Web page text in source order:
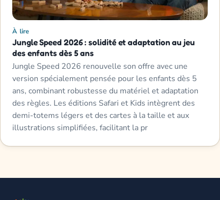
À lire
Jungle Speed 2026 : solidité et adaptation au jeu
des enfants dès 5 ans
Jungle Speed 2026 renouvelle son offre avec une
version spécialement pensée pour les enfants dès 5
ans, combinant robustesse du matériel et adaptation
des règles. Les éditions Safari et Kids intègrent des
demi-totems légers et des cartes à la taille et aux
illustrations simplifiées, facilitant la pr